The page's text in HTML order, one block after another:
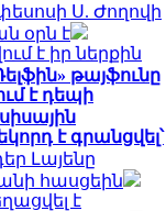
Ս. Ժողովի
օրն է
է իր ներքին
թայֆունը
է դեպի
է գրանցվել՝
Լայենը
հասցեին
է